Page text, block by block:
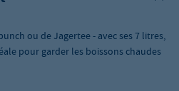
ou de Jagertee - avec ses 7 litres,
pour garder les boissons chaudes